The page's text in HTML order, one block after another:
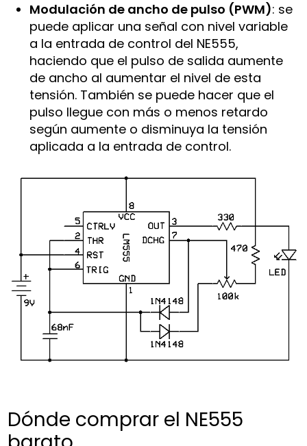
Modulación de ancho de pulso (PWM): se
puede aplicar una señal con nivel variable
a la entrada de control del NE555,
haciendo que el pulso de salida aumente
de ancho al aumentar el nivel de esta
tensión. También se puede hacer que el
pulso llegue con más o menos retardo
según aumente o disminuya la tensión
aplicada a la entrada de control.
Dónde comprar el NE555